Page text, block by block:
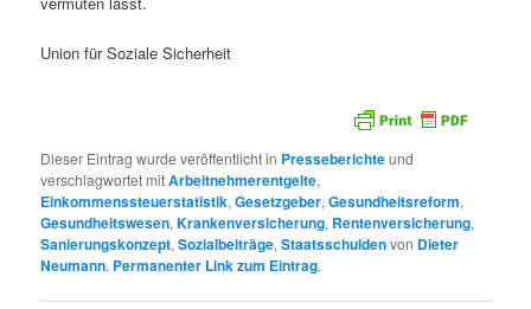
Union für Soziale Sicherheit
Dieser Eintrag wurde veröffentlicht in Presseberichteund
verschlagwortet mitArbeitnehmerentgelte,
Einkommenssteuerstatistik,Gesetzgeber,Gesundheitsreform,
Gesundheitswesen,Krankenversicherung, Rentenversicherung,
Sanierungskonzept,Sozialbeiträge,Staatsschuldenvon Dieter
Neumann. Permanenter Link zum Eintrag.